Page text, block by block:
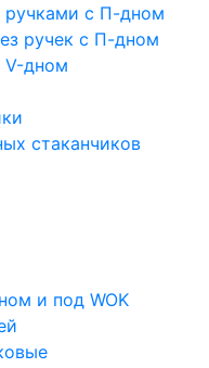
с П-дном
ручек с П-дном
V-дном
стаканчиков
и под WOK